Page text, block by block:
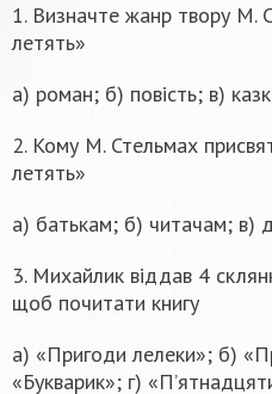
1. Визначте жанр твору М.
летять»
а) роман; б) повість; в)
2. Кому М. Стельмах
летять»
а) батькам; б) читачам; в)
3. Михайлик віддав 4
щоб почитати книгу
а) «Пригоди лелеки»; б)
«Букварик»; г)